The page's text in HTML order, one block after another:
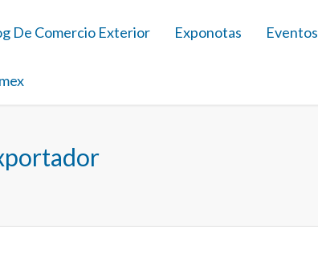
De Comercio Exterior Exponotas Eventos